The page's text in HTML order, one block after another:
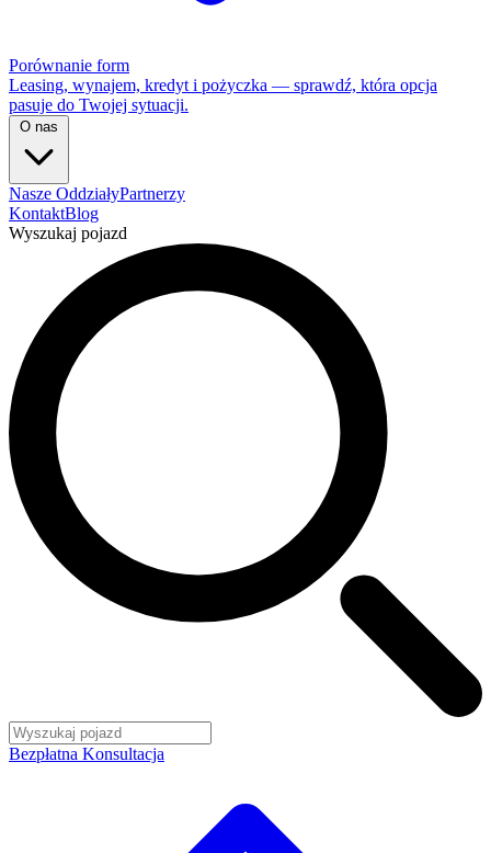
Porównanie form
Leasing, wynajem, kredyt i pożyczka — sprawdź, która opcja
pasuje do Twojej sytuacji.
O nas
Nasze OddziałyPartnerzy
KontaktBlog
Wyszukaj pojazd
Bezpłatna Konsultacja